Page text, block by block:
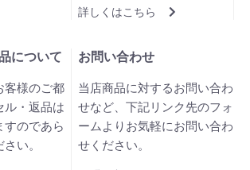
詳しくはこちら
について
客様のご都
ル・返品は
すのであら
い。
お問い合わせ
当店商品に対するお問い合わ
せなど、下記リンク先のフォ
ームよりお気軽にお問い合わ
せください。